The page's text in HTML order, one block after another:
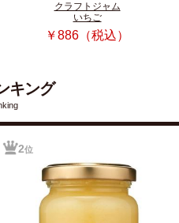
クラフトジャム
いちご
￥886（税込）
キング
2位